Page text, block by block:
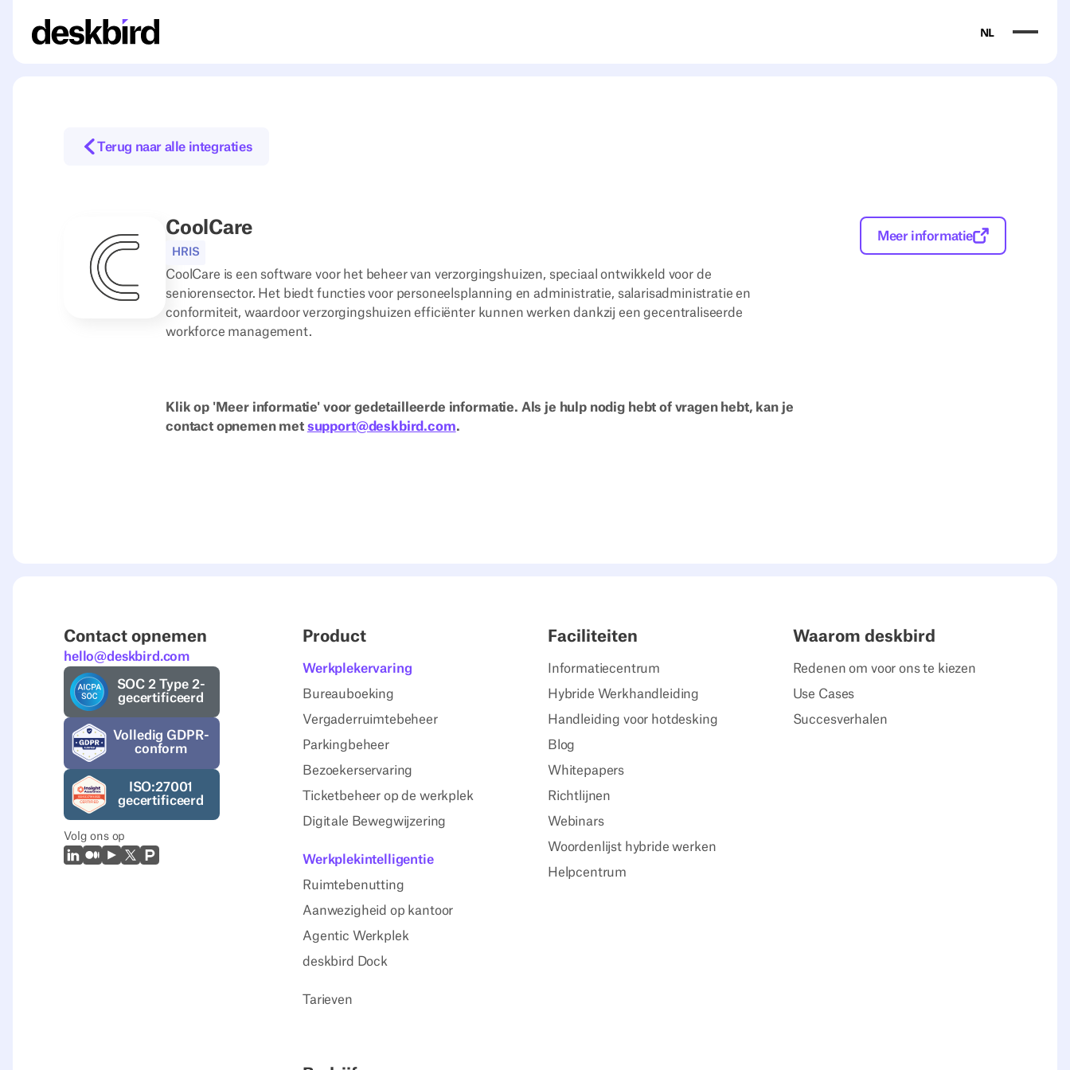
NL
Terug naar alle integraties
CoolCare
HRIS
CoolCare is een software voor het beheer van verzorgingshuizen, speciaal ontwikkeld voor de
seniorensector. Het biedt functies voor personeelsplanning en administratie, salarisadministratie en
conformiteit, waardoor verzorgingshuizen efficiënter kunnen werken dankzij een gecentraliseerde
workforce management.
Klik op 'Meer informatie' voor gedetailleerde informatie. Als je hulp nodig hebt of vragen hebt, kan je
contact opnemen met support@deskbird.com.
Meer informatie
Contact opnemen
hello@deskbird.com
SOC 2 Type 2-
gecertificeerd
Volledig GDPR-
conform
ISO:27001
gecertificeerd
Volg ons op
LinkedIn
Medium
Youtube
X (Twitter)
Prodcut Hunt
Product
Werkplekervaring
Bureauboeking
Vergaderruimtebeheer
Parkingbeheer
Bezoekerservaring
Ticketbeheer op de werkplek
Digitale Bewegwijzering
Werkplekintelligentie
Ruimtebenutting
Aanwezigheid op kantoor
Agentic Werkplek
deskbird Dock
Tarieven
Faciliteiten
Informatiecentrum
Hybride Werkhandleiding
Handleiding voor hotdesking
Blog
Whitepapers
Richtlijnen
Webinars
Woordenlijst hybride werken
Helpcentrum
Waarom deskbird
Redenen om voor ons te kiezen
Use Cases
Succesverhalen